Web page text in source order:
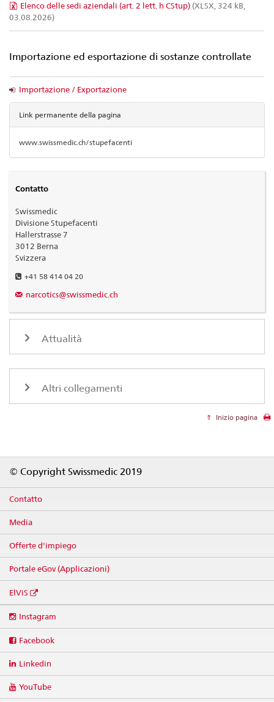
Elenco delle sedi aziendali (art. 2 lett. h CStup) (XLSX, 324 kB,
03.08.2026)
Importazione ed esportazione di sostanze controllate
Importazione / Exportazione
Link permanente della pagina
www.swissmedic.ch/stupefacenti
Contatto
Swissmedic
Divisione Stupefacenti
Hallerstrasse 7
3012 Berna
Svizzera
+41 58 414 04 20
narcotics@swissmedic.ch
Attualità
Altri collegamenti
Inizio pagina
© Copyright Swissmedic 2019
Contatto
Media
Offerte d'impiego
Portale eGov (Applicazioni)
ElViS
media
Instagram
Facebook
Linkedin
YouTube